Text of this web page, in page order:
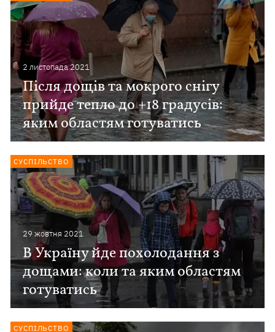
2 листопада 2021
Після дощів та мокрого снігу
прийде тепло до +18 градусів:
яким областям готуватись
29 жовтня 2021
В Україну йде похолодання з
дощами: коли та яким областям
готуватись
СУСПІЛЬСТВО
СУСПІЛЬСТВО